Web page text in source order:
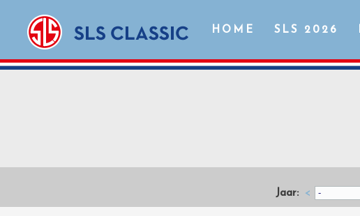
HOME SLS 2026
Jaar: <